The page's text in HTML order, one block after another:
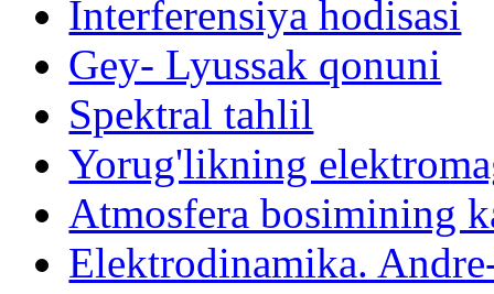
Interferensiya hodisasi
Gey- Lyussak qonuni
Spektral tahlil
Yorug'likning
Atmosfera bosimining
Elektrodinamika.